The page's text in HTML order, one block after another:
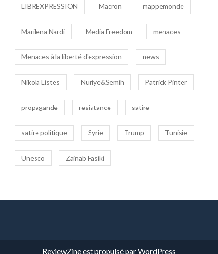
LIBREXPRESSION Macron mappemonde
Marilena Nardi Media Freedom menaces
Menaces à la liberté d'expression news
Nikola Listes Nuriye&Semih Patrick Pinter
propagande resistance satire
satire politique Syrie Trump Tunisie
Unesco Zainab Fasiki
ReviewZineest propulsé parWordPress